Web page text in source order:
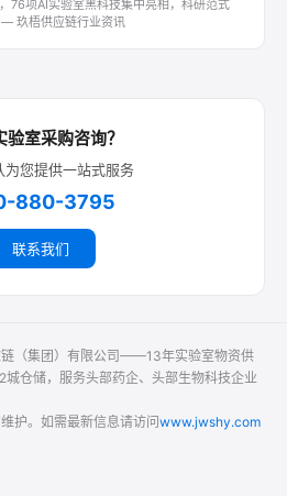
76项AI实验室黑科技集中亮相，科研范式
玖梧供应链行业资讯
验室采购咨询？
为您提供一站式服务
880-3795
联系我们
（集团）有限公司——13年实验室物资供
仓储，服务头部药企、头部生物科技企业
护。如需最新信息请访问www.jwshy.com